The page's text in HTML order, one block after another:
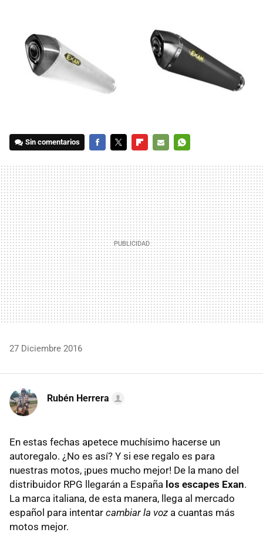
Sin comentarios
MAIL
27 Diciembre 2016
Rubén Herrera
En estas fechas apetece muchísimo hacerse un
autoregalo. ¿No es así? Y si ese regalo es para
nuestras motos, ¡pues mucho mejor! De la mano del
distribuidor RPG llegarán a España los escapes Exan.
La marca italiana, de esta manera, llega al mercado
español para intentar cambiar la voz a cuantas más
motos mejor.